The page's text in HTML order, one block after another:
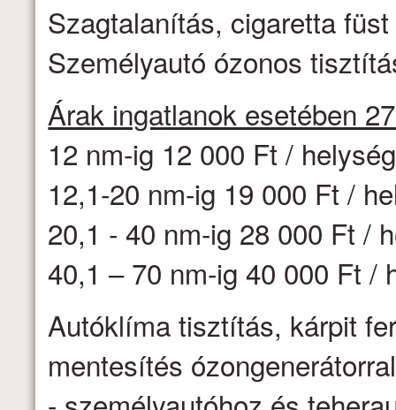
Szagtalanítás, cigaretta
Személyautó ózonos
Árak ingatlanok esetében
12 nm-ig 12 000 Ft / helység
12,1-20 nm-ig 19 000 Ft /
20,1 - 40 nm-ig 28 000 Ft /
40,1 – 70 nm-ig 40 000 Ft /
Autóklíma tisztítás, kárpit
mentesítés